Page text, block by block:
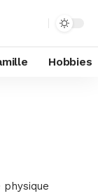
Hobbies